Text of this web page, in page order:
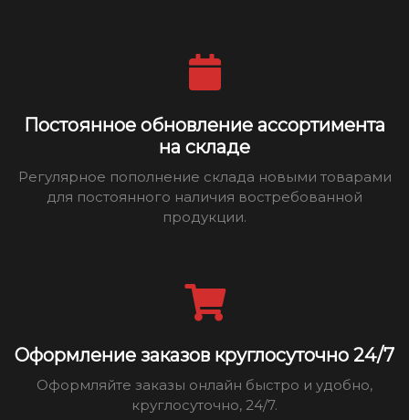
Постоянное обновление ассортимента
на складе
Регулярное пополнение склада новыми товарами
для постоянного наличия востребованной
продукции.
Оформление заказов круглосуточно 24/7
Оформляйте заказы онлайн быстро и удобно,
круглосуточно, 24/7.